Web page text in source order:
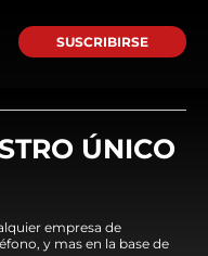
SUSCRIBIRSE
ÚNICO
empresa de
y mas en la base de